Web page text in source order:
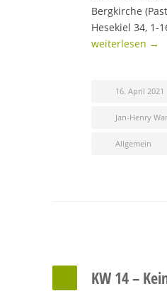
Bergkirche
Hesekiel 34, 1-
weiterlesen →
16. April 2021
Jan-Henry
Allgemein
KW 14 –